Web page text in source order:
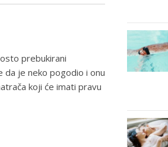
prebukirani
da je neko pogodio i onu
koji će imati pravu